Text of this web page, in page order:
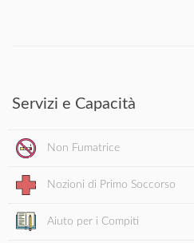
Servizi e Capacità
Non Fumatrice
Nozioni di Primo Soccorso
Aiuto per i Compiti